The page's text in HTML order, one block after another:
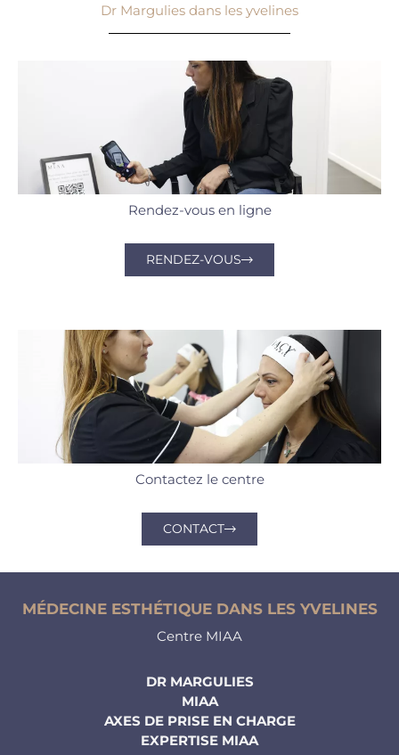
Dr Margulies dans les yvelines
Rendez-vous en ligne
RENDEZ-VOUS
Contactez le centre
CONTACT
MÉDECINE ESTHÉTIQUE DANS LES YVELINES
Centre MIAA
DR MARGULIES
MIAA
AXES DE PRISE EN CHARGE
EXPERTISE MIAA